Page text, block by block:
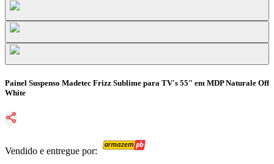
Painel Suspenso Madetec Frizz Sublime para TV's 55" em MDP Naturale Off
White
Vendido e entregue por: